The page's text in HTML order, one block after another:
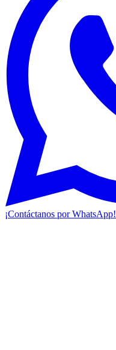
¡Contáctanos por WhatsApp!